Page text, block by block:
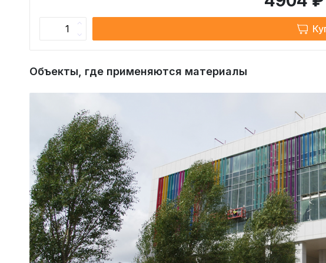
Объекты, где применяются материалы